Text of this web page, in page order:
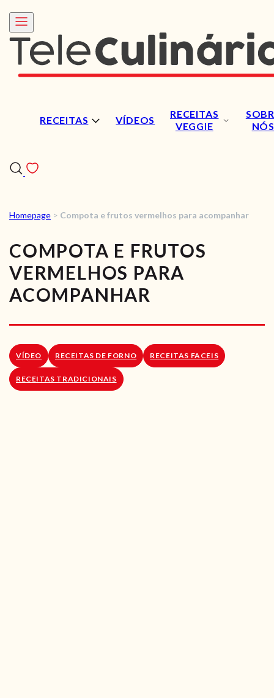
RECEITAS VÍDEOS
RECEITAS
VEGGIE
NÓS
RECEITAS
VÍDEOS
RECEITAS VEGGIE
LOJA ONLINE
Homepage > Compota e frutos vermelhos para acompanhar
COMPOTA E FRUTOS
VERMELHOS PARA
ACOMPANHAR
VÍDEO RECEITAS DE FORNO RECEITAS FACEIS
RECEITAS TRADICIONAIS